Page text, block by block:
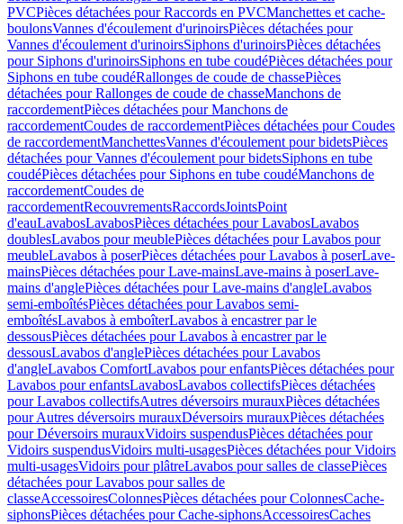
PVCPièces détachées pour Raccords en PVCManchettes et cache-
boulonsVannes d'écoulement d'urinoirsPièces détachées pour
Vannes d'écoulement d'urinoirsSiphons d'urinoirsPièces détachées
pour Siphons d'urinoirsSiphons en tube coudéPièces détachées pour
Siphons en tube coudéRallonges de coude de chassePièces
détachées pour Rallonges de coude de chasseManchons de
raccordementPièces détachées pour Manchons de
raccordementCoudes de raccordementPièces détachées pour Coudes
de raccordementManchettesVannes d'écoulement pour bidetsPièces
détachées pour Vannes d'écoulement pour bidetsSiphons en tube
coudéPièces détachées pour Siphons en tube coudéManchons de
raccordementCoudes de
raccordementRecouvrementsRaccordsJointsPoint
d'eauLavabosLavabosPièces détachées pour LavabosLavabos
doublesLavabos pour meublePièces détachées pour Lavabos pour
meubleLavabos à poserPièces détachées pour Lavabos à poserLave-
mainsPièces détachées pour Lave-mainsLave-mains à poserLave-
mains d'anglePièces détachées pour Lave-mains d'angleLavabos
semi-emboîtésPièces détachées pour Lavabos semi-
emboîtésLavabos à emboîterLavabos à encastrer par le
dessousPièces détachées pour Lavabos à encastrer par le
dessousLavabos d'anglePièces détachées pour Lavabos
d'angleLavabos ComfortLavabos pour enfantsPièces détachées pour
Lavabos pour enfantsLavabosLavabos collectifsPièces détachées
pour Lavabos collectifsAutres déversoirs murauxPièces détachées
pour Autres déversoirs murauxDéversoirs murauxPièces détachées
pour Déversoirs murauxVidoirs suspendusPièces détachées pour
Vidoirs suspendusVidoirs multi-usagesPièces détachées pour Vidoirs
multi-usagesVidoirs pour plâtreLavabos pour salles de classePièces
détachées pour Lavabos pour salles de
classeAccessoiresColonnesPièces détachées pour ColonnesCache-
siphonsPièces détachées pour Cache-siphonsAccessoiresCaches